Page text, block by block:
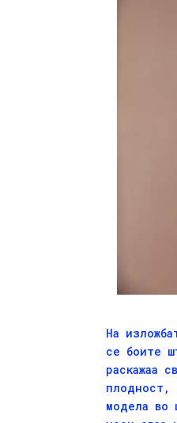
На
се боите
раскажаа
плодност,
модела во